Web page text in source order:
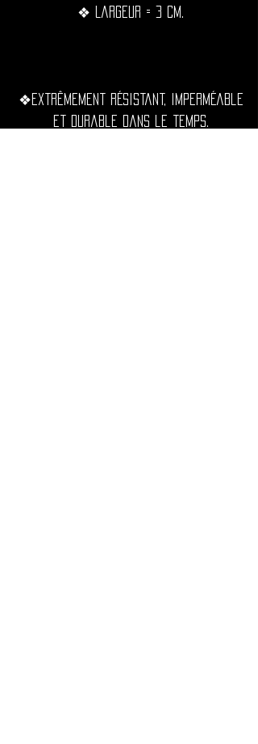
❖ Largeur = 3 cm.
❖Extrêmement résistant, imperméable
et durable dans le temps.